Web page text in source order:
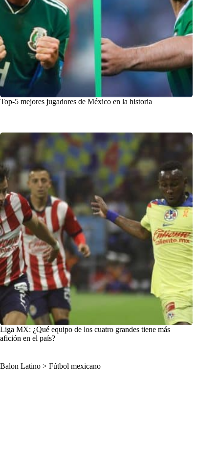
Top-5 mejores jugadores de México en la historia
Liga MX: ¿Qué equipo de los cuatro grandes tiene más
afición en el país?
Balon Latino > Fútbol mexicano